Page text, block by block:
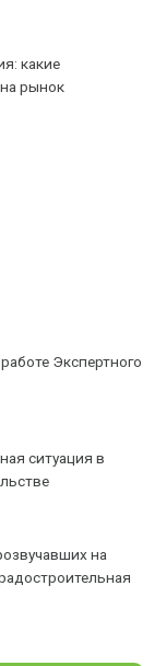
какие
рынок
Экспертного
ситуация в
на